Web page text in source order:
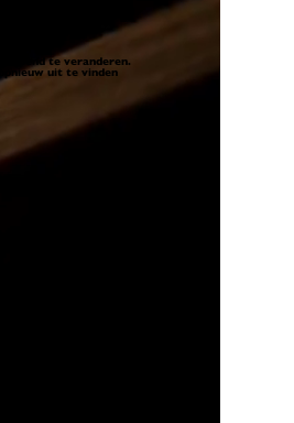
te veranderen.
uit te vinden